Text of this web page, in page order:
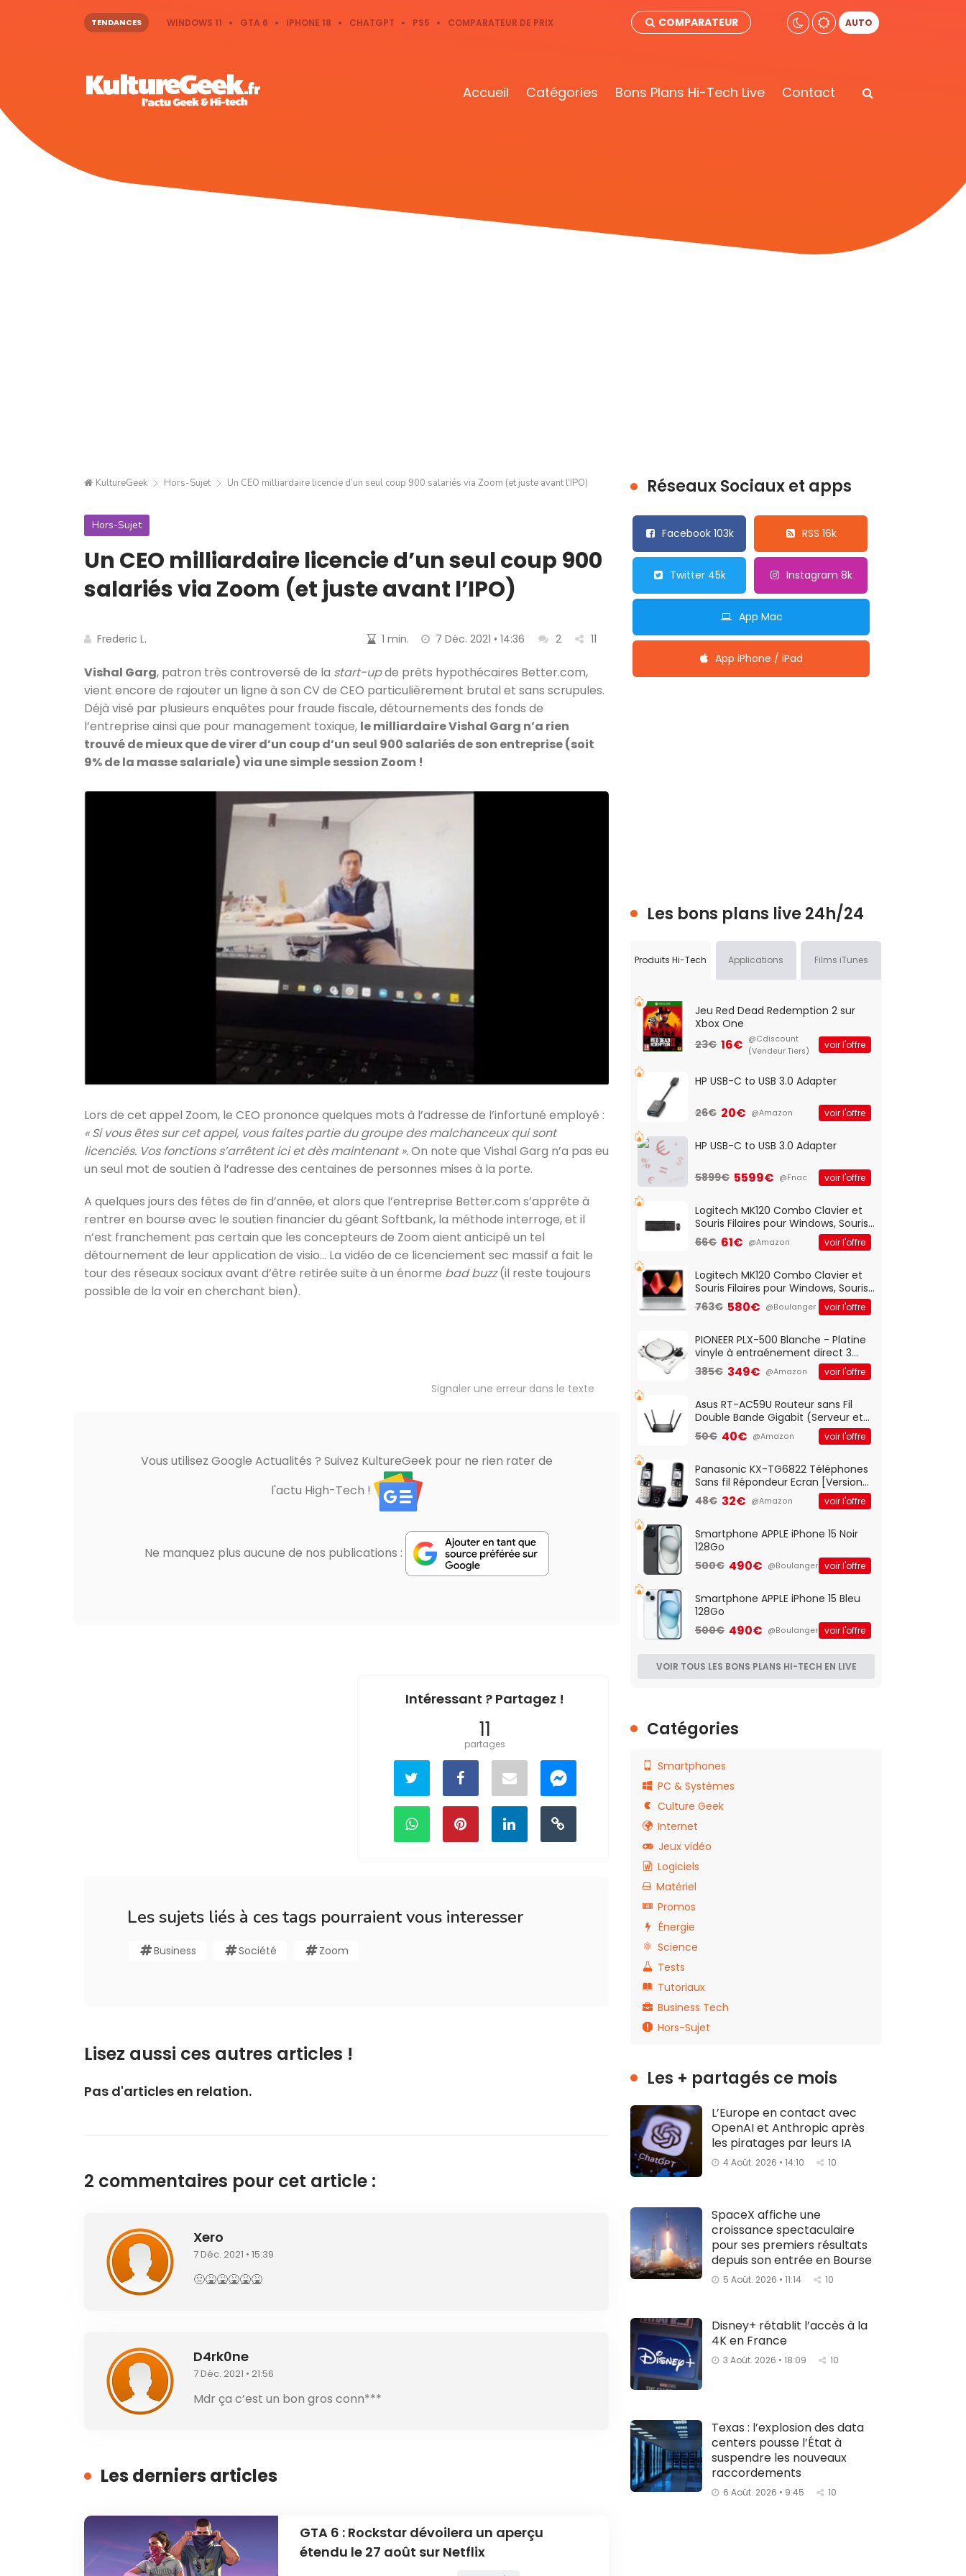
TENDANCES WINDOWS 11 GTA 6 IPHONE 18 CHATGPT PS5 COMPARATEUR DE PRIX COMPARATEUR AUTO
Accueil Catégories Bons Plans Hi-Tech Live Contact
KultureGeek Hors-Sujet Un CEO milliardaire licencie d’un seul coup 900 salariés via Zoom (et juste avant l’IPO)
Hors-Sujet
Un CEO milliardaire licencie d’un seul coup 900
salariés via Zoom (et juste avant l’IPO)
Frederic L. 1 min. 7 Déc. 2021 • 14:36 2 11
Vishal Garg, patron très controversé de la start-upde prêts hypothécaires Better.com,
vient encore de rajouter un ligne à son CV de CEO particulièrement brutal et sans scrupules.
Déjà visé par plusieurs enquêtes pour fraude fiscale, détournements des fonds de
l’entreprise ainsi que pour management toxique, le milliardaire Vishal Garg n’a rien
trouvé de mieux que de virer d’un coup d’un seul 900 salariés de son entreprise (soit
9% de la masse salariale) via une simple session Zoom !
Lors de cet appel Zoom, le CEO prononce quelques mots à l’adresse de l’infortuné employé :
« Si vous êtes sur cet appel, vous faites partie du groupe des malchanceux qui sont
licenciés. Vos fonctions s’arrêtent ici et dès maintenant ».On note que Vishal Garg n’a pas eu
un seul mot de soutien à l’adresse des centaines de personnes mises à la porte.
A quelques jours des fêtes de fin d’année, et alors que l’entreprise Better.com s’apprête à
rentrer en bourse avec le soutien financier du géant Softbank, la méthode interroge, et il
n’est franchement pas certain que les concepteurs de Zoom aient anticipé un tel
détournement de leur application de visio… La vidéo de ce licenciement sec massif a fait le
tour des réseaux sociaux avant d’être retirée suite à un énorme bad buzz(il reste toujours
possible de la voir en cherchant bien).
Signaler une erreur dans le texte
Vous utilisez Google Actualités ? Suivez KultureGeek pour ne rien rater de
l'actu High-Tech !
Ne manquez plus aucune de nos publications :
Intéressant ? Partagez !
11
partages
Les sujets liés à ces tags pourraient vous interesser
Business Société Zoom
Lisez aussi ces autres articles !
Pas d'articles en relation.
2 commentaires pour cet article :
Xero
7 Déc. 2021 • 15:39
🤢🤮🤮🤮🤮🤮
D4rk0ne
7 Déc. 2021 • 21:56
Mdr ça c’est un bon gros conn***
Les derniers articles
GTA 6 : Rockstar dévoilera un aperçu
étendu le 27 août sur Netflix
Réseaux Sociaux et apps
Facebook 103k RSS 16k
Twitter 45k Instagram 8k
App Mac
App iPhone / iPad
Les bons plans live 24h/24
Produits Hi-Tech Applications Films iTunes
Jeu Red Dead Redemption 2 sur
Xbox One
23€ 16€ @Cdiscount
(Vendeur Tiers)
voir l'offre
HP USB-C to USB 3.0 Adapter
26€ 20€ @Amazon voir l'offre
HP USB-C to USB 3.0 Adapter
5899€ 5599€ @Fnac voir l'offre
Logitech MK120 Combo Clavier et
Souris Filaires pour Windows, Souris
Optique Filaire, Connexion USB Plug
And Play, Confortable, Taille
QWERTY UK - Noir
66€ 61€ @Amazon voir l'offre
Logitech MK120 Combo Clavier et
Souris Filaires pour Windows, Souris
Optique Filaire, Connexion USB Plug
And Play, Confortable, Taille
QWERTY UK - Noir
763€ 580€ @Boulanger voir l'offre
PIONEER PLX-500 Blanche - Platine
vinyle à entraénement direct 3
vitesses (33-45-78 trs/min) avec
pre-ampli intégré et port USB
385€ 349€ @Amazon voir l'offre
Asus RT-AC59U Routeur sans Fil
Double Bande Gigabit (Serveur et
Client VPN, Triple Vlan, Mode Point
d'accès et Bridge, contrôle
50€ 40€ @Amazon voir l'offre
Panasonic KX-TG6822 Téléphones
Sans fil Répondeur Ecran [Version
Française]
48€ 32€ @Amazon voir l'offre
Smartphone APPLE iPhone 15 Noir
128Go
500€ 490€ @Boulanger voir l'offre
Smartphone APPLE iPhone 15 Bleu
128Go
500€ 490€ @Boulanger voir l'offre
VOIR TOUS LES BONS PLANS HI-TECH EN LIVE
Catégories
Smartphones
PC & Systèmes
Culture Geek
Internet
Jeux vidéo
Logiciels
Matériel
Promos
Énergie
Science
Tests
Tutoriaux
Business Tech
Hors-Sujet
Les + partagés ce mois
L’Europe en contact avec
OpenAI et Anthropic après
les piratages par leurs IA
4 Août. 2026 • 14:10 10
SpaceX affiche une
croissance spectaculaire
pour ses premiers résultats
depuis son entrée en Bourse
5 Août. 2026 • 11:14 10
Disney+ rétablit l’accès à la
4K en France
3 Août. 2026 • 18:09 10
Texas : l’explosion des data
centers pousse l’État à
suspendre les nouveaux
raccordements
6 Août. 2026 • 9:45 10